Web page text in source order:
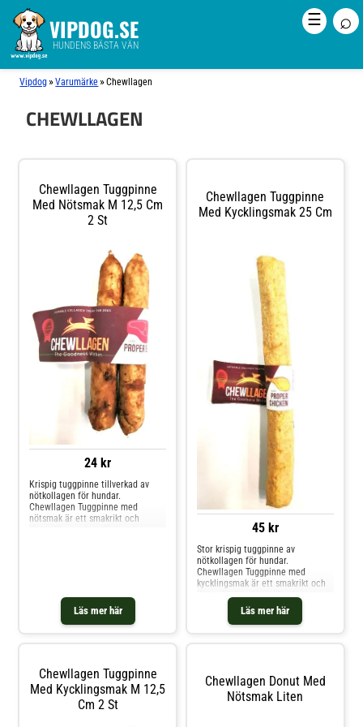
VIPDOG.SE
HUNDENS BÄSTA VÄN
☰ ⌕
Vipdog »Varumärke »Chewllagen
CHEWLLAGEN
Chewllagen Tuggpinne
Med Nötsmak M 12,5 Cm
2 St
24 kr
Läs mer här
Krispig tuggpinne tillverkad av
nötkollagen för hundar.
Chewllagen Tuggpinne med
nötsmak är ett smakrikt och
Chewllagen Tuggpinne
Med Kycklingsmak 25 Cm
45 kr
Läs mer här
Stor krispig tuggpinne av
nötkollagen för hundar.
Chewllagen Tuggpinne med
kycklingsmak är ett smakrikt och
lättsmält tuggben tillverkat av
hydrolyserat kollagen från
gräsbetande nötkreatur i
Sydamerika. Kollagenet bryts ned
Chewllagen Tuggpinne
Med Kycklingsmak M 12,5
Cm 2 St
Chewllagen Donut Med
Nötsmak Liten